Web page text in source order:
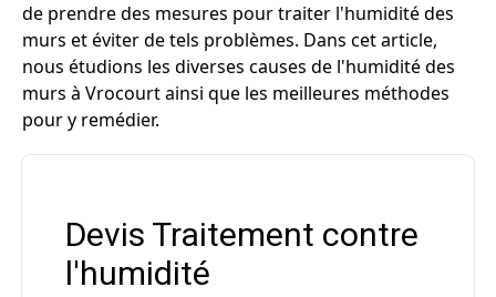
de prendre des mesures pour traiter l'humidité des
murs et éviter de tels problèmes. Dans cet article,
nous étudions les diverses causes de l'humidité des
murs à Vrocourt ainsi que les meilleures méthodes
pour y remédier.
Devis Traitement contre
l'humidité